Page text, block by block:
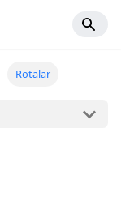
Rotalar